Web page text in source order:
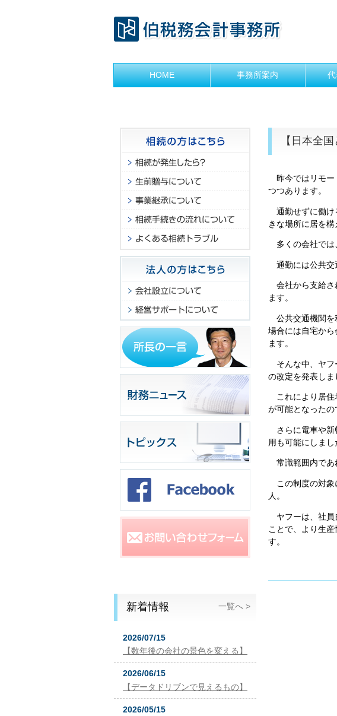
HOME 事務所案内
【日本全
昨今ではリモー
つつあります。
通勤せずに働け
きな場所に居を構
多くの会社では
通勤には公共交
会社から支給さ
ます。
公共交通機関を
場合には自宅か
ます。
そんな中、ヤフ
の改定を発表しま
これにより居住
が可能となったの
さらに電車や新
用も可能にしまし
常識範囲内であ
この制度の対象
人。
ヤフーは、社員
ことで、より生
す。
新着情報 一覧へ >
2026/07/15
【数年後の会社の景色を変える】
2026/06/15
【データドリブンで見えるもの】
2026/05/15